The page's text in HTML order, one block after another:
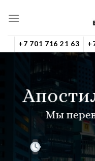
+7 701 716 21 63
Мы